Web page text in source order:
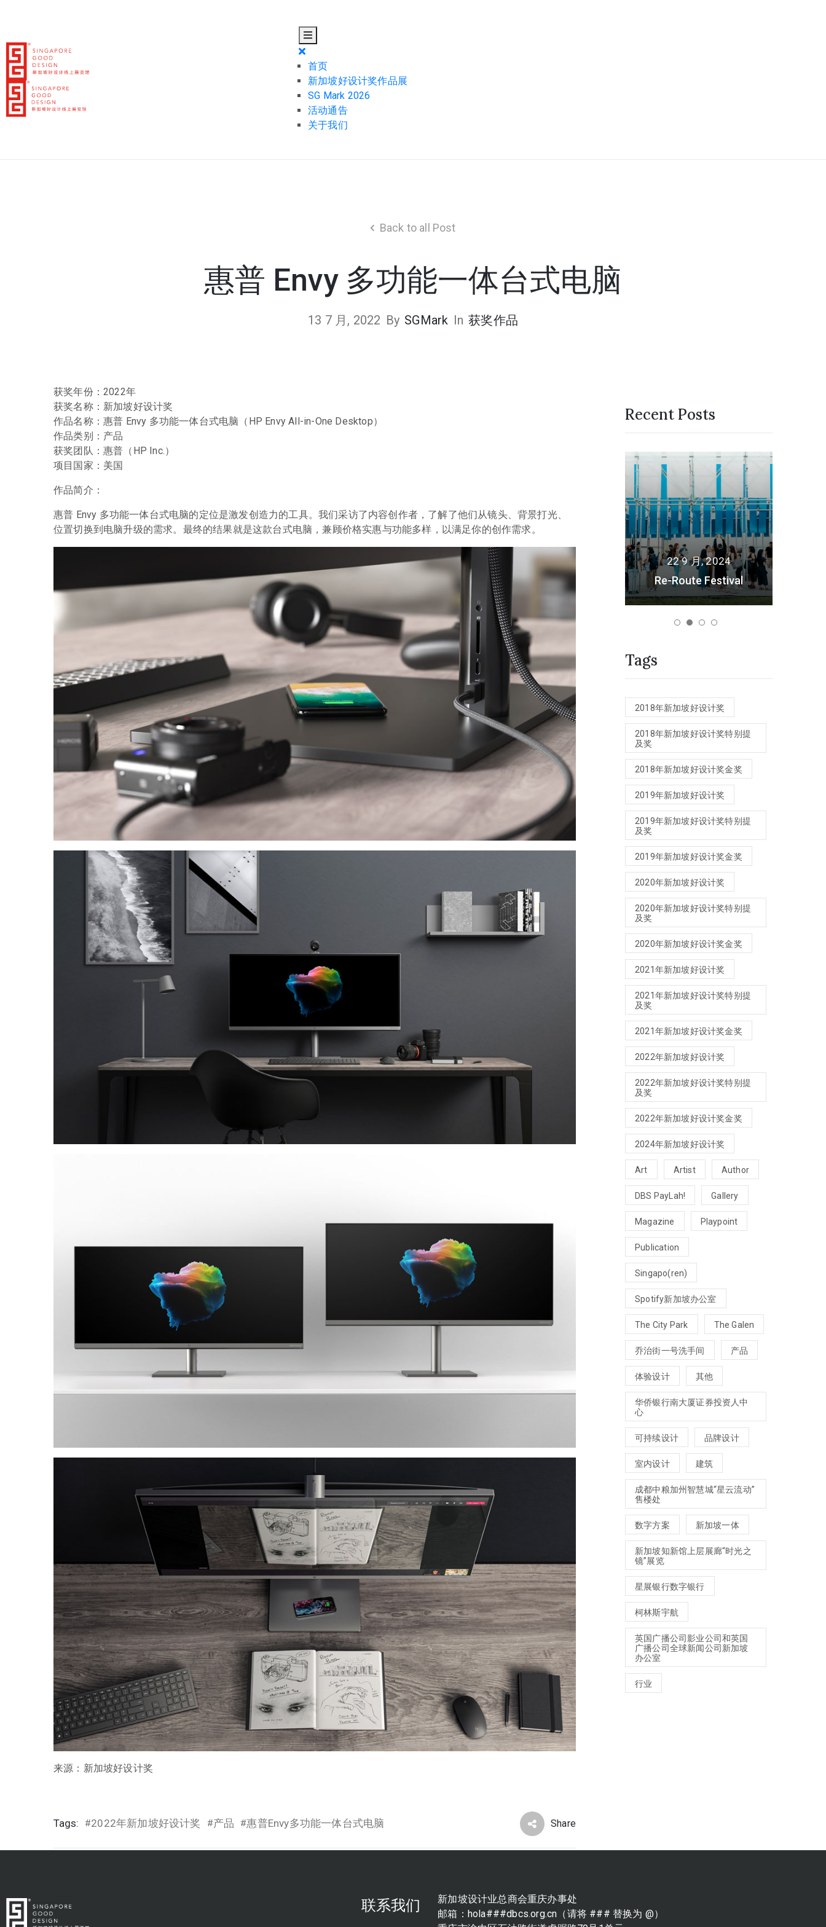
首页
新加坡好设计奖作品展
SG Mark 2026
活动通告
关于我们
Back to all Post
惠普 Envy 多功能一体台式电脑
13 7 月, 2022 By SGMark In 获奖作品
获奖年份：2022年
获奖名称：新加坡好设计奖
作品名称：惠普 Envy 多功能一体台式电脑（HP Envy All-in-One Desktop）
作品类别：产品
获奖团队：惠普（HP Inc.）
项目国家：美国
作品简介：
惠普 Envy 多功能一体台式电脑的定位是激发创造力的工具。我们采访了内容创作者，了解了他们从镜头、背景打光、
位置切换到电脑升级的需求。最终的结果就是这款台式电脑，兼顾价格实惠与功能多样，以满足你的创作需求。
来源：新加坡好设计奖
Tags: #2022年新加坡好设计奖 #产品 #惠普Envy多功能一体台式电脑 Share
Recent Posts
22 9 月, 2024
Lion Troupe
11 9 月, 2024
2024 新加坡好设计盛
大颁奖：设计大师深泽
23 9 月, 2024
Sumu Yakushima – 再
生生命工作室
22 9 月, 2024
Re-Route Festival
Tags
2018年新加坡好设计奖
2018年新加坡好设计奖特别提
及奖
2018年新加坡好设计奖金奖
2019年新加坡好设计奖
2019年新加坡好设计奖特别提
及奖
2019年新加坡好设计奖金奖
2020年新加坡好设计奖
2020年新加坡好设计奖特别提
及奖
2020年新加坡好设计奖金奖
2021年新加坡好设计奖
2021年新加坡好设计奖特别提
及奖
2021年新加坡好设计奖金奖
2022年新加坡好设计奖
2022年新加坡好设计奖特别提
及奖
2022年新加坡好设计奖金奖
2024年新加坡好设计奖
Art Artist Author
DBS PayLah! Gallery
Magazine Playpoint
Publication
Singapo(ren)
Spotify新加坡办公室
The City Park The Galen
乔治街一号洗手间 产品
体验设计 其他
华侨银行南大厦证券投资人中
心
可持续设计 品牌设计
室内设计 建筑
成都中粮加州智慧城“星云流动”
售楼处
数字方案 新加坡一体
新加坡知新馆上层展廊“时光之
镜”展览
星展银行数字银行
柯林斯宇航
英国广播公司影业公司和英国
广播公司全球新闻公司新加坡
办公室
行业
联系我们
新加坡设计业总商会重庆办事处
邮箱：hola###dbcs.org.cn（请将 ### 替换为 @）